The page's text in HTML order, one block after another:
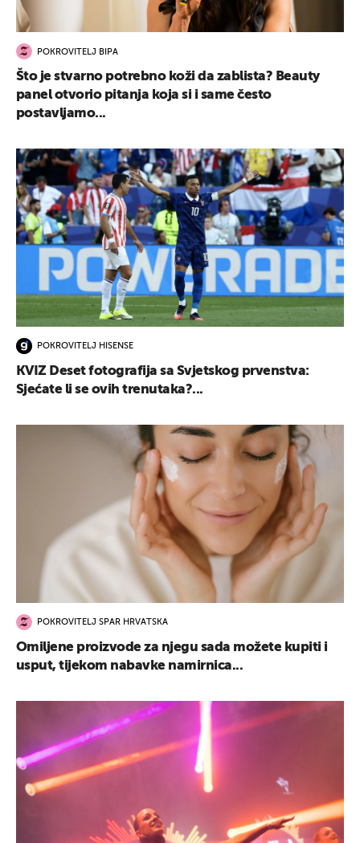
POKROVITELJ BIPA
Što je stvarno potrebno koži da zablista? Beauty
panel otvorio pitanja koja si i same često
postavljamo...
POKROVITELJ HISENSE
KVIZ Deset fotografija sa Svjetskog prvenstva:
Sjećate li se ovih trenutaka?...
POKROVITELJ SPAR HRVATSKA
Omiljene proizvode za njegu sada možete kupiti i
usput, tijekom nabavke namirnica...